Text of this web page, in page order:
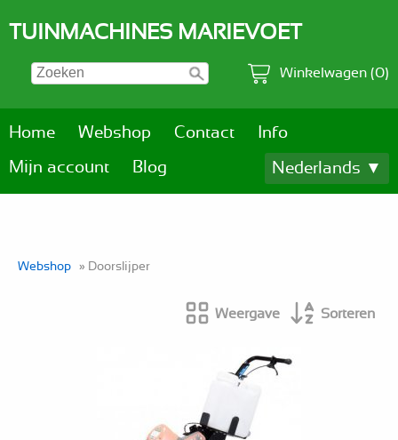
TUINMACHINES MARIEVOET
Winkelwagen (0)
Home Webshop Contact Info
Mijn account Blog Nederlands ▼
Webshop » Doorslijper
Weergave Sorteren